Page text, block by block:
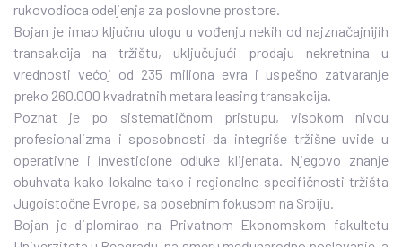
rukovodioca odeljenja za poslovne prostore.
Bojan je imao ključnu ulogu u vođenju nekih od najznačajnijih
transakcija na tržištu, uključujući prodaju nekretnina u
vrednosti većoj od 235 miliona evra i uspešno zatvaranje
preko 260.000 kvadratnih metara leasing transakcija.
Poznat je po sistematičnom pristupu, visokom nivou
profesionalizma i sposobnosti da integriše tržišne uvide u
operativne i investicione odluke klijenata. Njegovo znanje
obuhvata kako lokalne tako i regionalne specifičnosti tržišta
Jugoistočne Evrope, sa posebnim fokusom na Srbiju.
Bojan je diplomirao na Privatnom Ekonomskom fakultetu